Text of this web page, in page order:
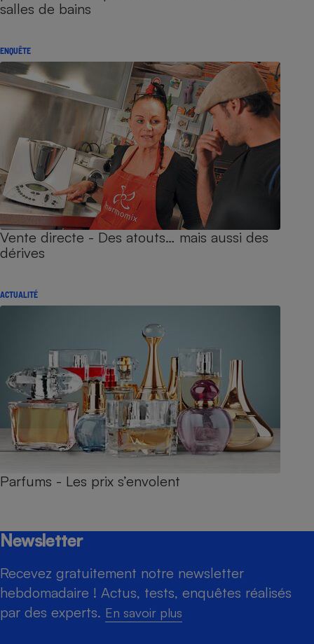
salles de bains
ENQUÊTE
Vente directe - Des atouts… mais aussi des
dérives
ACTUALITÉ
Parfums - Les prix s’envolent
Newsletter
Recevez gratuitement notre newsletter
hebdomadaire ! Actus, tests, enquêtes réalisés
par des experts. En savoir plus